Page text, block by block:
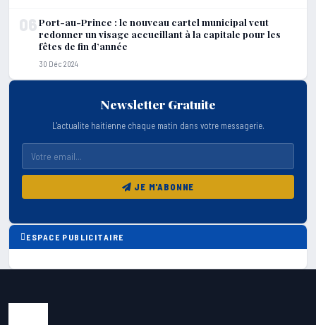
06Port-au-Prince : le nouveau cartel municipal veut
redonner un visage accueillant à la capitale pour les
fêtes de fin d’année
30 Déc 2024
Newsletter Gratuite
L'actualite haitienne chaque matin dans votre messagerie.
JE M'ABONNE
ESPACE PUBLICITAIRE